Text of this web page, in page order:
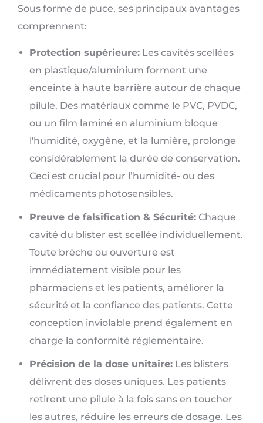
Sous forme de puce, ses principaux avantages
comprennent:
Protection supérieure: Les cavités scellées
en plastique/aluminium forment une
enceinte à haute barrière autour de chaque
pilule. Des matériaux comme le PVC, PVDC,
ou un film laminé en aluminium bloque
l'humidité, oxygène, et la lumière, prolonge
considérablement la durée de conservation.
Ceci est crucial pour l’humidité- ou des
médicaments photosensibles.
Preuve de falsification & Sécurité: Chaque
cavité du blister est scellée individuellement.
Toute brèche ou ouverture est
immédiatement visible pour les
pharmaciens et les patients, améliorer la
sécurité et la confiance des patients. Cette
conception inviolable prend également en
charge la conformité réglementaire.
Précision de la dose unitaire: Les blisters
délivrent des doses uniques. Les patients
retirent une pilule à la fois sans en toucher
les autres, réduire les erreurs de dosage. Les